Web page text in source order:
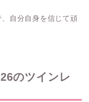
自分自身を信じて頑
のツインレ